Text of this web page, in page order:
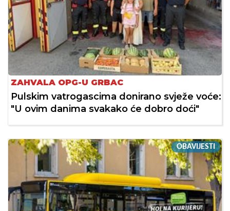
ZAHVALA OPG-U GRBAC
Pulskim vatrogascima donirano svježe voće:
"U ovim danima svakako će dobro doći"
OBAVIJESTI